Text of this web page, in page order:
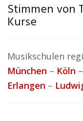
Stimmen von
Kurse
Musikschulen
München – Köln –
Erlangen –